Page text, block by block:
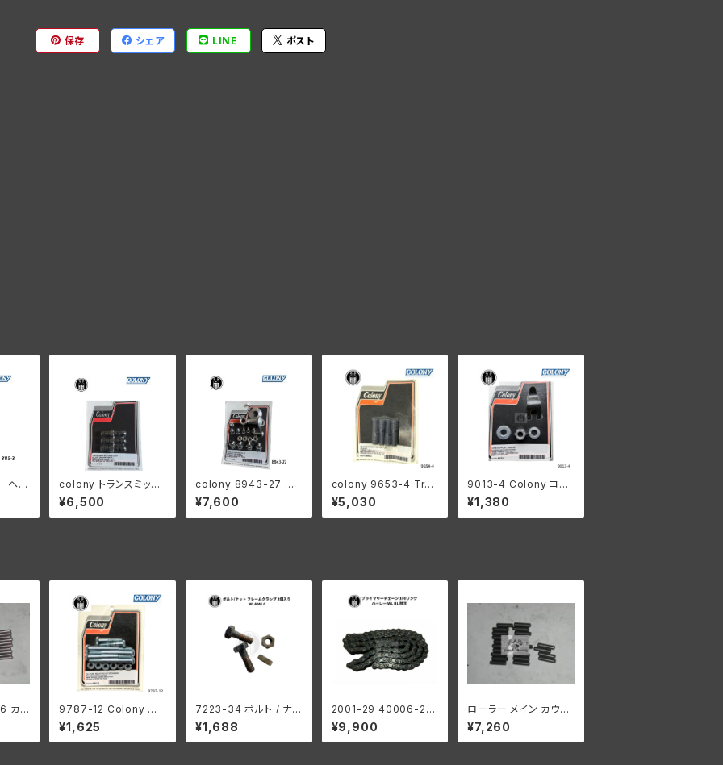
保存 シェア LINE ポスト
ッ
4
colony トランスミッシ
ョン ボトム スタッド
キット 26年以降 4
5"s
¥6,500
colony 8943-27 ヘ
ッドランプ レストレー
ションキット
¥7,600
colony 9653-4 Tran
smission case bott
om stud kit
¥5,030
9013-4 Colony コロ
ニー キャブレター サポ
ート ブラケット ハーレ
ーダビッドソン 1936-5
¥1,380
カウ
ズ
9787-12 Colony コ
ロニー オイルポンプ マ
ウント キット 亜鉛メッキ
ハーレーダビッドソン 1
¥1,625
7223-34 ボルト / ナッ
ト フレームクランプ 2個
入り ハーレーダビッドソ
ン WLA WLC
¥1,688
2001-29 40006-29
プライマリーチェーン 1
00リンク ハーレーダビ
ッドソン 1929-52年 D
¥9,900
ローラー メイン カウン
ターシャフト 0008"オ
ーバーサイズ 24個 ハ
ーレーダビッドソン
¥7,260